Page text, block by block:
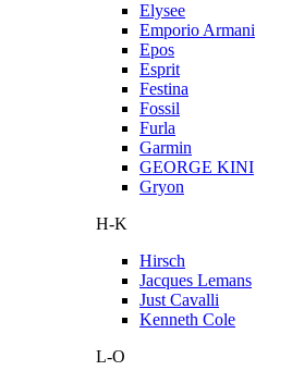
Elysee
Emporio Armani
Epos
Esprit
Festina
Fossil
Furla
Garmin
GEORGE KINI
Gryon
H-K
Hirsch
Jacques Lemans
Just Cavalli
Kenneth Cole
L-O